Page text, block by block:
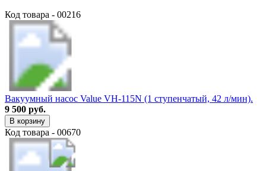
Код товара - 00216
Вакуумный насос Value VH-115N (1 ступенчатый, 42 л/мин).
9 500 руб.
В корзину
Код товара - 00670